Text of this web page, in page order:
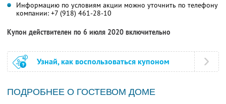
Информацию по условиям акции можно уточнить по телефону
компании: +7 (918) 461-28-10
Купон действителен по 6 июля 2020 включительно
Узнай, как воспользоваться купоном
ПОДРОБНЕЕ О ГОСТЕВОМ ДОМЕ